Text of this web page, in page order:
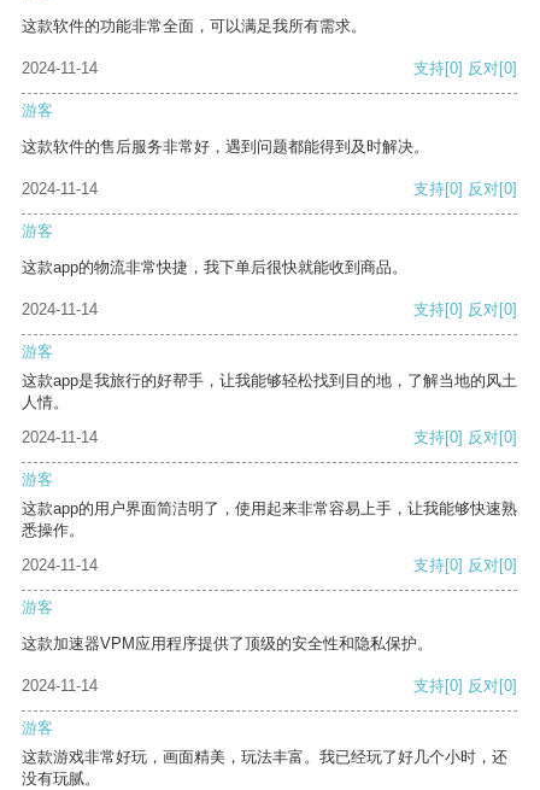
这款软件的功能非常全面，可以满足我所有需求。
2024-11-14 支持[0] 反对[0]
游客
这款软件的售后服务非常好，遇到问题都能得到及时解决。
2024-11-14 支持[0] 反对[0]
游客
这款app的物流非常快捷，我下单后很快就能收到商品。
2024-11-14 支持[0] 反对[0]
游客
这款app是我旅行的好帮手，让我能够轻松找到目的地，了解当地的风土
人情。
2024-11-14
支持[0] 反对[0]
游客
这款app的用户界面简洁明了，使用起来非常容易上手，让我能够快速熟
悉操作。
2024-11-14
支持[0] 反对[0]
游客
这款加速器VPM应用程序提供了顶级的安全性和隐私保护。
2024-11-14 支持[0] 反对[0]
游客
这款游戏非常好玩，画面精美，玩法丰富。我已经玩了好几个小时，还
没有玩腻。